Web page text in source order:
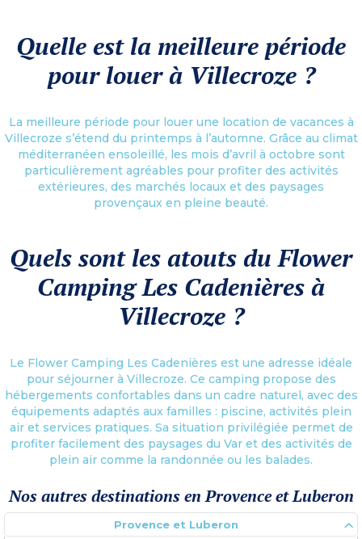
Quelle est la meilleure période
pour louer à Villecroze ?
La meilleure période pour louer une location de vacances à
Villecroze s’étend du printemps à l’automne. Grâce au climat
méditerranéen ensoleillé, les mois d’avril à octobre sont
particulièrement agréables pour profiter des activités
extérieures, des marchés locaux et des paysages
provençaux en pleine beauté.
Quels sont les atouts du Flower
Camping Les Cadenières à
Villecroze ?
Le Flower Camping Les Cadenières est une adresse idéale
pour séjourner à Villecroze. Ce camping propose des
hébergements confortables dans un cadre naturel, avec des
équipements adaptés aux familles : piscine, activités plein
air et services pratiques. Sa situation privilégiée permet de
profiter facilement des paysages du Var et des activités de
plein air comme la randonnée ou les balades.
Nos autres destinations en Provence et Luberon
Provence et Luberon